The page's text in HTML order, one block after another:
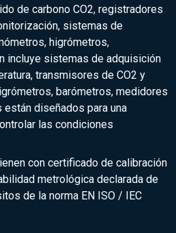
de carbono CO2, registradores
sistemas de
higrómetros,
incluye sistemas de adquisición
transmisores de CO2 y
barómetros, medidores
diseñados para una
las condiciones
con certificado de calibración
metrológica declarada de
de la norma EN ISO / IEC